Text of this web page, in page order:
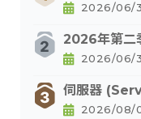
2026/06/
2026年第二
2026/06/
伺服器
2026/08/